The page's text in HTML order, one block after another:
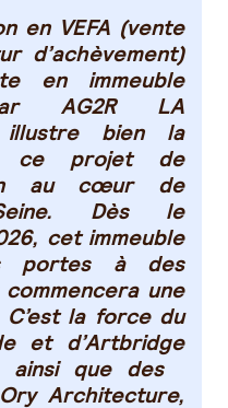
en VEFA (vente
d’achèvement)
en immeuble
AG2R LA
illustre bien la
ce projet de
au cœur de
Seine. Dès le
cet immeuble
portes à des
une
la force du
et d’Artbridge
ainsi que des
Architecture,